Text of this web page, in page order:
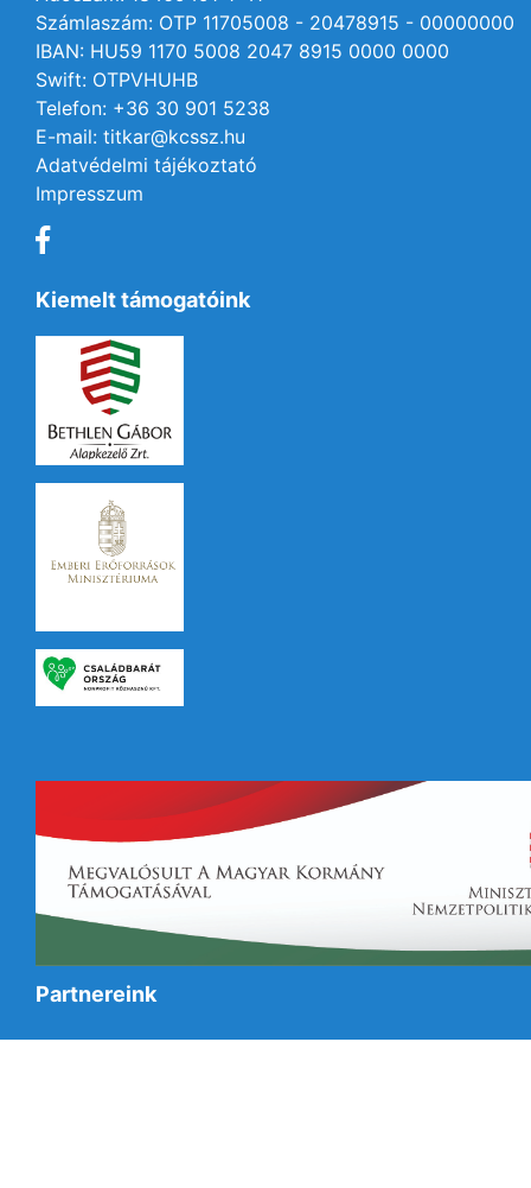
Számlaszám: OTP 11705008 - 20478915 - 00000000
IBAN: HU59 1170 5008 2047 8915 0000 0000
Swift: OTPVHUHB
Telefon: +36 30 901 5238
E-mail: titkar@kcssz.hu
Adatvédelmi tájékoztató
Impresszum
Kiemelt támogatóink
Partnereink